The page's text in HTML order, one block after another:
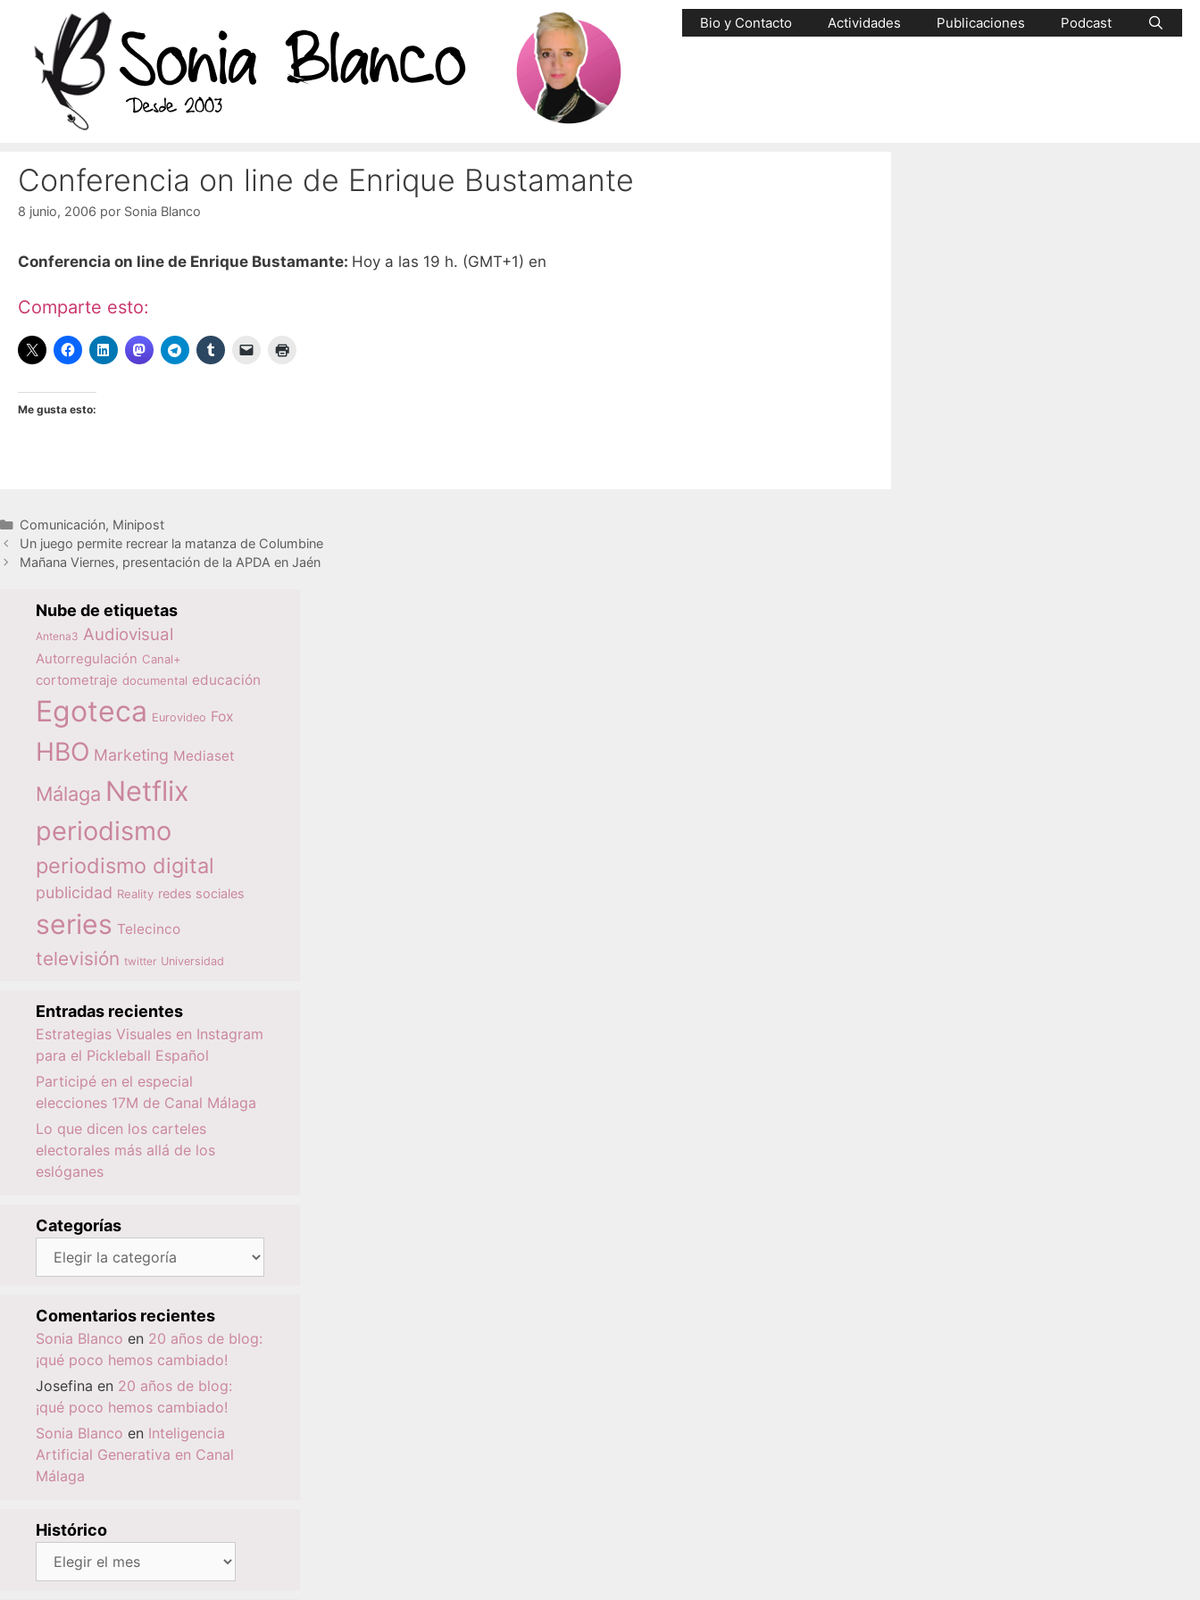
contenido
Bio y Contacto Actividades Publicaciones Podcast
Conferencia on line de Enrique Bustamante
8 junio, 2006 por Sonia Blanco
Conferencia on line de Enrique Bustamante: Hoy a las 19 h. (GMT+1) en
Comparte esto:
Me gusta esto:
Categorías
Comunicación, Minipost
Un juego permite recrear la matanza de Columbine
Mañana Viernes, presentación de la APDA en Jaén
Nube de etiquetas
Antena3 Audiovisual
Autorregulación Canal+
cortometraje documental educación
Egoteca Eurovideo Fox
HBO Marketing Mediaset
Málaga Netflix
periodismo
periodismo digital
publicidad Reality redes sociales
series Telecinco
televisión twitter Universidad
Entradas recientes
Estrategias Visuales en Instagram
para el Pickleball Español
Participé en el especial
elecciones 17M de Canal Málaga
Lo que dicen los carteles
electorales más allá de los
eslóganes
Categorías
Comentarios recientes
Sonia Blanco en 20 años de blog:
¡qué poco hemos cambiado!
Josefina en 20 años de blog:
¡qué poco hemos cambiado!
Sonia Blanco en Inteligencia
Artificial Generativa en Canal
Málaga
Histórico